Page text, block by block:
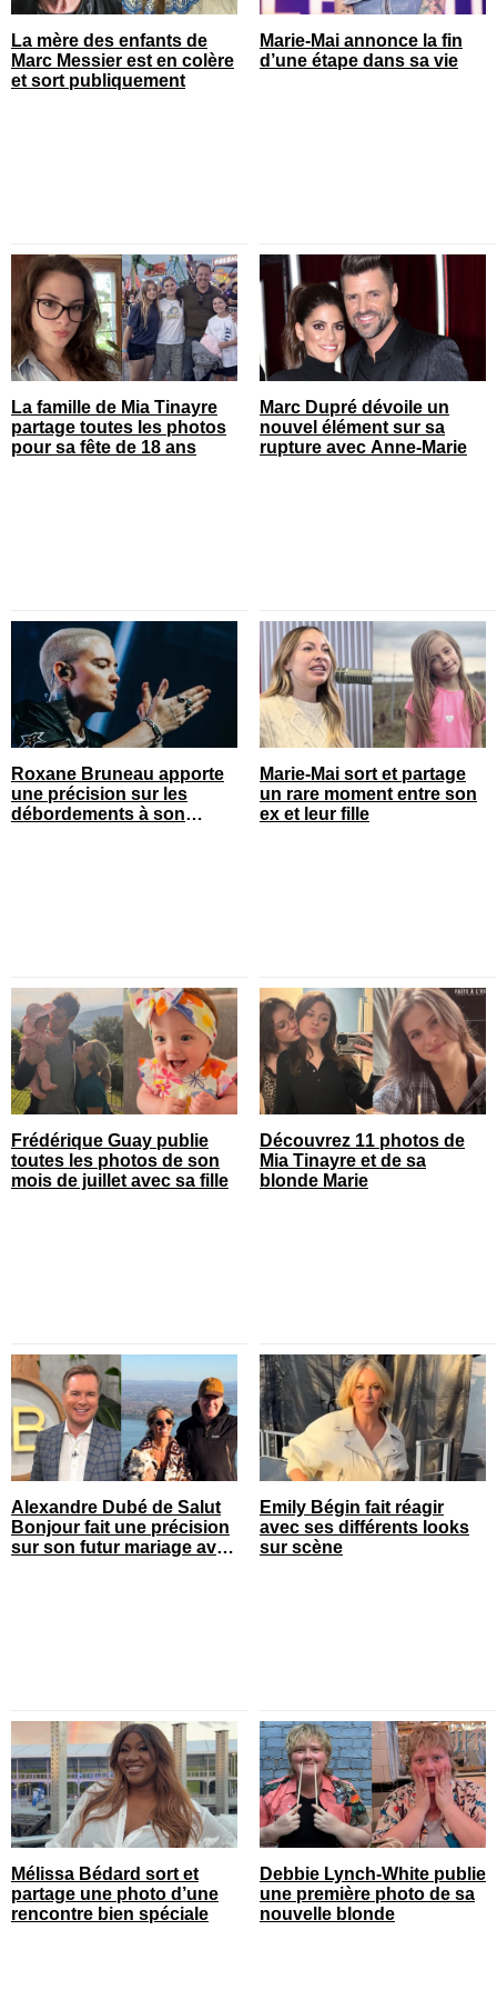
La mère des enfants de
Marc Messier est en colère
et sort publiquement
Marie-Mai annonce la fin
d’une étape dans sa vie
La famille de Mia Tinayre
partage toutes les photos
pour sa fête de 18 ans
Marc Dupré dévoile un
nouvel élément sur sa
rupture avec Anne-Marie
Roxane Bruneau apporte
une précision sur les
débordements à son
Marie-Mai sort et partage
un rare moment entre son
ex et leur fille
Frédérique Guay publie
toutes les photos de son
mois de juillet avec sa fille
Découvrez 11 photos de
Mia Tinayre et de sa
blonde Marie
Alexandre Dubé de Salut
Bonjour fait une précision
sur son futur mariage avec
Emily Bégin fait réagir
avec ses différents looks
sur scène
Mélissa Bédard sort et
partage une photo d’une
rencontre bien spéciale
Debbie Lynch-White publie
une première photo de sa
nouvelle blonde